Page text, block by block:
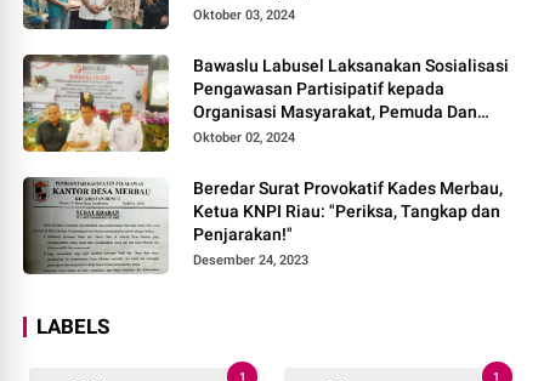
Oktober 03, 2024
Bawaslu Labusel Laksanakan Sosialisasi
Pengawasan Partisipatif kepada
Organisasi Masyarakat, Pemuda Dan
Agama Pada pilkada Serentak 2024
Oktober 02, 2024
Beredar Surat Provokatif Kades Merbau,
Ketua KNPI Riau: "Periksa, Tangkap dan
Penjarakan!"
Desember 24, 2023
LABELS
1 1